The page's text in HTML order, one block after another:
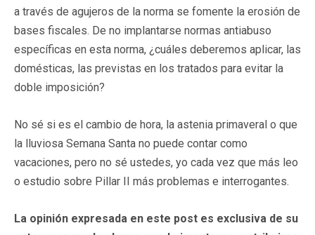
a través de agujeros de la norma se fomente la erosión de
bases fiscales. De no implantarse normas antiabuso
específicas en esta norma, ¿cuáles deberemos aplicar, las
domésticas, las previstas en los tratados para evitar la
doble imposición?
No sé si es el cambio de hora, la astenia primaveral o que
la lluviosa Semana Santa no puede contar como
vacaciones, pero no sé ustedes, yo cada vez que más leo
o estudio sobre Pillar II más problemas e interrogantes.
La opinión expresada en este post es exclusiva de su